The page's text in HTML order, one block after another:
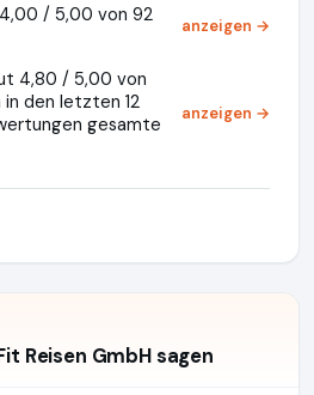
/ 5,00 von 92
anzeigen →
4,80 / 5,00 von
den letzten 12
gesamte
anzeigen →
Reisen GmbH sagen